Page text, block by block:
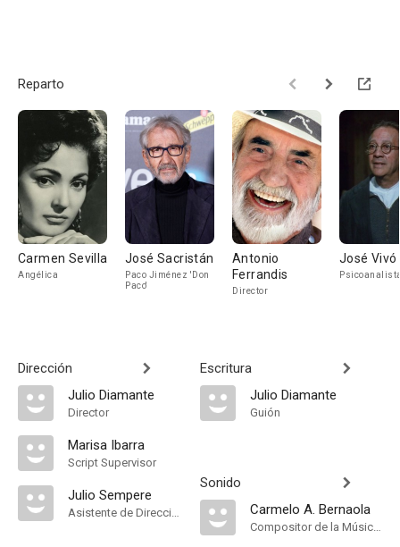
Reparto
Carmen Sevilla
Angélica
José Sacristán
Paco Jiménez 'Don
Paco'
Antonio
Ferrandis
Director
José Vivó
Dirección
Julio Diamante
Director
Marisa Ibarra
Script Supervisor
Julio Sempere
Asistente de Dirección
Escritura
Julio Diamante
Guión
Sonido
Carmelo A. Bernaola
Compositor de la Música Original